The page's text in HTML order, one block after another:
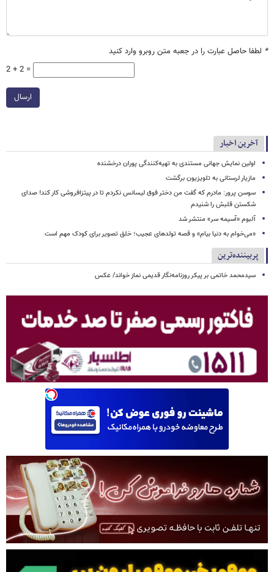
* لطفا حاصل عبارت را در جعبه متن روبرو وارد کنید
2 + 2 =
ارسال
آخرین اخبار
اولین نمایش جهانی مستندی به تهیه‌کنندگی پوران درخشنده
مازیار لرستانی به تلویزیون برگشت
سوسن پرور: مادرم که گفت من دختر فوق‌ لیسانس نکردم تا در پیتزافروشی کار کند! صدای
شکستن قلبش را شنیدم
آلبوم «آسیمه سر» منتشر شد
«می‌خوام به دنیا بیام» و قصه تولدهای عجیب؛ خلق تصویر برای کودک مهم است
پربیننده‌ترین
سیدمحمد خاتمی بر پیکر روزنامه‌نگار قدیمی نماز خواند/ عکس